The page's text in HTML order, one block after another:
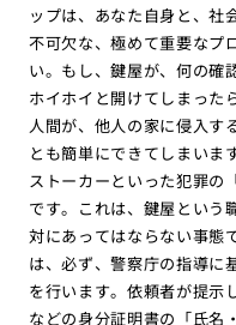
ップは、あなた自身と、社
不可欠な、極めて重要なプ
い。もし、鍵屋が、何の確
ホイホイと開けてしまった
人間が、他人の家に侵入す
とも簡単にできてしまいま
ストーカーといった犯罪の
です。これは、鍵屋という
対にあってはならない事
は、必ず、警察庁の指導に
を行います。依頼者が提示
などの身分証明書の「氏名